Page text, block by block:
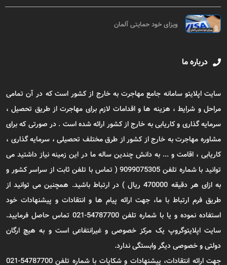
ویزای خود حمایتی آلمان
درباره ما
سایت اپلایتو سامانه جامع مهاجرت به خارج از کشور است که در آن تمامی
مراحل و شرایط ، هزینه ها و اقدامات لازم برای مهاجرت از طریق تحصیل ،
سرمایه گذاری و کاریابی به خارج از کشور ارائه شده است . در صورتی که برای
مشاوره مهاجرت به خارج از کشور از طرق مختلف تحصیلی ، سرمایه گذاری ،
کاریابی ، اقامت و ... به دانش چندین ساله ما در این زمینه نیاز داشتید می
توانید با شماره تلفن 9099075305 ( تماس با تلفن ثابت از سراسر کشور و
به ازای هر دقیقه 470000 ریال ) در ارتباط باشید. همچنین می توانید از
طریق فرم ارتباط با ما، جهت ارائه پیام ها و انتقادات و پیشنهادات خود
استفاده نموده و یا با شماره تلفن 54787700-021 تماس حاصل فرمایید.
سایت اپلایتوگروپ یک مرکز خصوصی و غیرانتفاعی است و به هیچ ارگان
دولتی و خصوصی دیگر وابستگی ندارد.
جهت ارائه انتقادات، پیشنهادات و شکایات با شماره تلفن 54787700-021